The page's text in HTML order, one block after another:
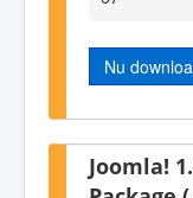
Nu
Joomla!